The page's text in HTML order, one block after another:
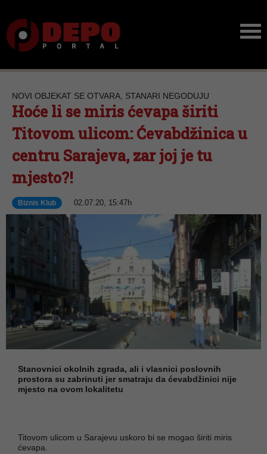
NOVI OBJEKAT SE OTVARA, STANARI NEGODUJU
Hoće li se miris ćevapa širiti
Titovom ulicom: Ćevabdžinica u
centru Sarajeva, zar joj je tu
mjesto?!
Biznis Klub 02.07.20, 15:47h
Stanovnici okolnih zgrada, ali i vlasnici poslovnih
prostora su zabrinuti jer smatraju da ćevabdžinici nije
mjesto na ovom lokalitetu
Titovom ulicom u Sarajevu uskoro bi se mogao širiti miris
ćevapa.